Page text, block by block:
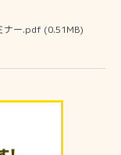
ナー.pdf (0.51MB)